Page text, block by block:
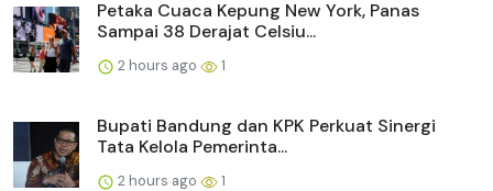
Petaka Cuaca Kepung New York, Panas
Sampai 38 Derajat Celsiu...
2 hours ago 1
Bupati Bandung dan KPK Perkuat Sinergi
Tata Kelola Pemerinta...
2 hours ago 1